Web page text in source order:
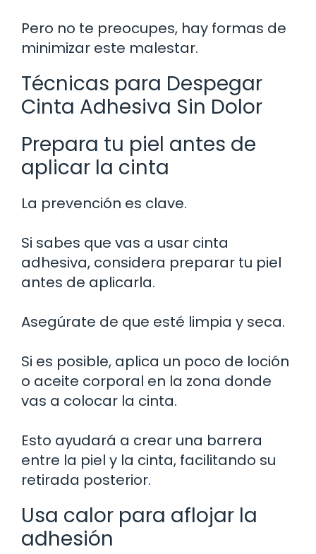
Pero no te preocupes, hay formas de
minimizar este malestar.
Técnicas para Despegar
Cinta Adhesiva Sin Dolor
Prepara tu piel antes de
aplicar la cinta
La prevención es clave.
Si sabes que vas a usar cinta
adhesiva, considera preparar tu piel
antes de aplicarla.
Asegúrate de que esté limpia y seca.
Si es posible, aplica un poco de loción
o aceite corporal en la zona donde
vas a colocar la cinta.
Esto ayudará a crear una barrera
entre la piel y la cinta, facilitando su
retirada posterior.
Usa calor para aflojar la
adhesión